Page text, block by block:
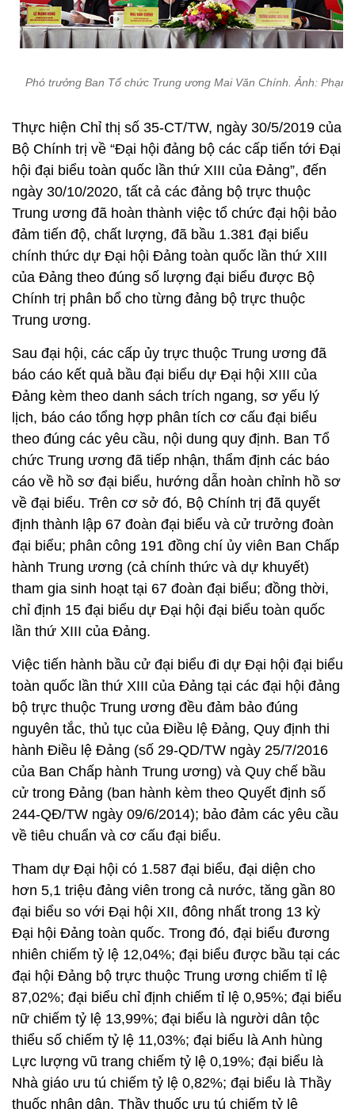
Phó trưởng Ban Tổ chức Trung ương Mai Văn Chính. Ảnh: Phạm
Thực hiện Chỉ thị số 35-CT/TW, ngày 30/5/2019 của
Bộ Chính trị về “Đại hội đảng bộ các cấp tiến tới Đại
hội đại biểu toàn quốc lần thứ XIII của Đảng”, đến
ngày 30/10/2020, tất cả các đảng bộ trực thuộc
Trung ương đã hoàn thành việc tổ chức đại hội bảo
đảm tiến độ, chất lượng, đã bầu 1.381 đại biểu
chính thức dự Đại hội Đảng toàn quốc lần thứ XIII
của Đảng theo đúng số lượng đại biểu được Bộ
Chính trị phân bổ cho từng đảng bộ trực thuộc
Trung ương.
Sau đại hội, các cấp ủy trực thuộc Trung ương đã
báo cáo kết quả bầu đại biểu dự Đại hội XIII của
Đảng kèm theo danh sách trích ngang, sơ yếu lý
lịch, báo cáo tổng hợp phân tích cơ cấu đại biểu
theo đúng các yêu cầu, nội dung quy định. Ban Tổ
chức Trung ương đã tiếp nhận, thẩm định các báo
cáo về hồ sơ đại biểu, hướng dẫn hoàn chỉnh hồ sơ
về đại biểu. Trên cơ sở đó, Bộ Chính trị đã quyết
định thành lập 67 đoàn đại biểu và cử trưởng đoàn
đại biểu; phân công 191 đồng chí ủy viên Ban Chấp
hành Trung ương (cả chính thức và dự khuyết)
tham gia sinh hoạt tại 67 đoàn đại biểu; đồng thời,
chỉ định 15 đại biểu dự Đại hội đại biểu toàn quốc
lần thứ XIII của Đảng.
Việc tiến hành bầu cử đại biểu đi dự Đại hội đại biểu
toàn quốc lần thứ XIII của Đảng tại các đại hội đảng
bộ trực thuộc Trung ương đều đảm bảo đúng
nguyên tắc, thủ tục của Điều lệ Đảng, Quy định thi
hành Điều lệ Đảng (số 29-QD/TW ngày 25/7/2016
của Ban Chấp hành Trung ương) và Quy chế bầu
cử trong Đảng (ban hành kèm theo Quyết định số
244-QĐ/TW ngày 09/6/2014); bảo đảm các yêu cầu
về tiêu chuẩn và cơ cấu đại biểu.
Tham dự Đại hội có 1.587 đại biểu, đại diện cho
hơn 5,1 triệu đảng viên trong cả nước, tăng gần 80
đại biểu so với Đại hội XII, đông nhất trong 13 kỳ
Đại hội Đảng toàn quốc. Trong đó, đại biểu đương
nhiên chiếm tỷ lệ 12,04%; đại biểu được bầu tại các
đại hội Đảng bộ trực thuộc Trung ương chiếm tỉ lệ
87,02%; đại biểu chỉ định chiếm tỉ lệ 0,95%; đại biểu
nữ chiếm tỷ lệ 13,99%; đại biểu là người dân tộc
thiểu số chiếm tỷ lệ 11,03%; đại biểu là Anh hùng
Lực lượng vũ trang chiếm tỷ lệ 0,19%; đại biểu là
Nhà giáo ưu tú chiếm tỷ lệ 0,82%; đại biểu là Thầy
thuốc nhân dân, Thầy thuốc ưu tú chiếm tỷ lệ